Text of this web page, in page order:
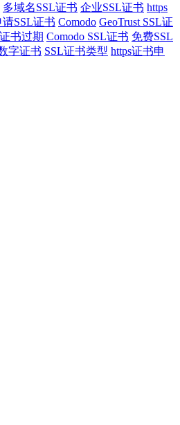
多域名SSL证书 企业SSL证书 https
请SSL证书 Comodo GeoTrust SSL证
书过期 Comodo SSL证书 免费SSL
字证书 SSL证书类型 https证书申